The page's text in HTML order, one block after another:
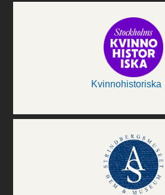
Kvinnohistoriska